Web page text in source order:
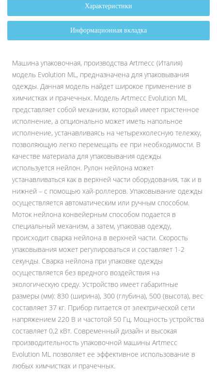
Характеристики
Информационная вкладка
Машина упаковочная, производства Artmecc (Италия)
модель Evolution ML, предназначена для упаковывания
одежды. Данная модель найдет широкое применение в
химчистках и прачечных. Модель Artmecc Evolution ML
представляет собой механизм, который имеет пристенное
исполнение, а опционально может иметь напольное
исполнение, устанавливаясь на четырехколесную тележку,
позволяющую легко перемещать ее при необходимости. В
качестве материала для упаковывания одежды
используется нейлон. Рулон нейлона может
устанавливаться как в верхней части оборудования, так и в
нижней – с помощью хай-роллеров. Упаковывание одежды
осуществляется автоматическим или ручным способом.
Моток нейлона конвейерным способом подается в
специальный механизм, а затем, упаковав одежду,
происходит сварка нейлона в верхней части. Скорость
упаковывания может регулироваться и составляет 1-2
секунды. Сварка нейлона при упаковке одежды
осуществляется без вредного воздействия на
экологическую среду. Устройство имеет габаритные
размеры (мм): 830 (ширина), 300 (глубина), 500 (высота), вес
составляет 37 кг. Прибор питается от электрической сети
напряжением 220 В и частотой 50 Гц. Мощность устройства
составляет 0,2 кВт. Современный дизайн и высокая
производительность упаковочной машины Artmecc
Evolution ML позволяет ее эффективное использование в
любых химчистках и прачечных.